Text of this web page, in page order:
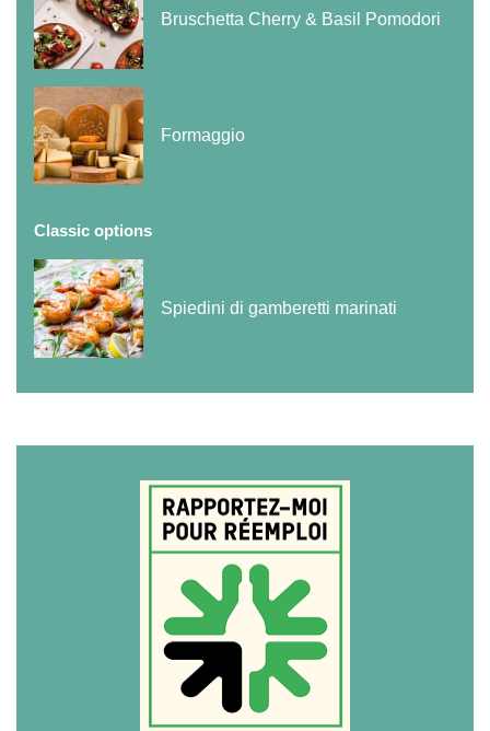
Bruschetta Cherry & Basil Pomodori
Formaggio
Classic options
Spiedini di gamberetti marinati